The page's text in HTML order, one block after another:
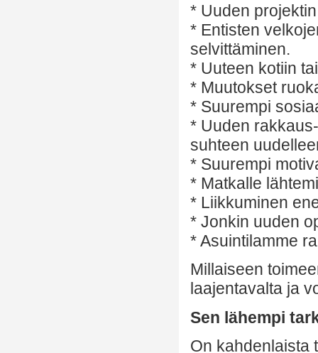
* Uuden
* Entisten
selvittäminen.
* Uuteen kotiin
* Muutokset
* Suurempi
* Uuden
suhteen
* Suurempi
* Matkalle
* Liikkuminen
* Jonkin uuden
* Asuintilamme
Millaiseen
laajentavalta ja
Sen lähempi
On kahdenlaista